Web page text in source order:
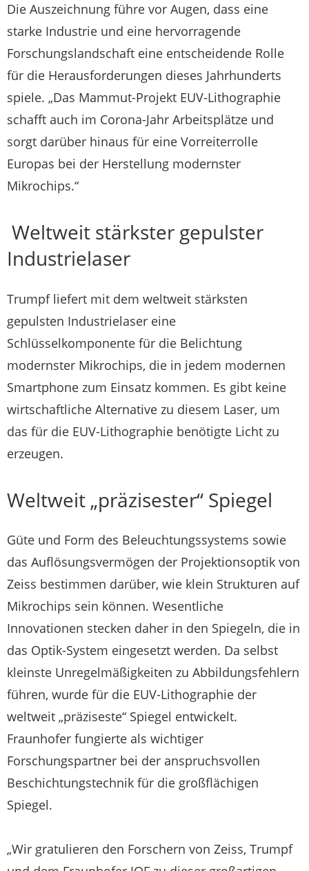
Die Auszeichnung führe vor Augen, dass eine
starke Industrie und eine hervorragende
Forschungslandschaft eine entscheidende Rolle
für die Herausforderungen dieses Jahrhunderts
spiele. „Das Mammut-Projekt EUV-Lithographie
schafft auch im Corona-Jahr Arbeitsplätze und
sorgt darüber hinaus für eine Vorreiterrolle
Europas bei der Herstellung modernster
Mikrochips.“
Weltweit stärkster gepulster
Industrielaser
Trumpf liefert mit dem weltweit stärksten
gepulsten Industrielaser eine
Schlüsselkomponente für die Belichtung
modernster Mikrochips, die in jedem modernen
Smartphone zum Einsatz kommen. Es gibt keine
wirtschaftliche Alternative zu diesem Laser, um
das für die EUV-Lithographie benötigte Licht zu
erzeugen.
Weltweit „präzisester“ Spiegel
Güte und Form des Beleuchtungssystems sowie
das Auflösungsvermögen der Projektionsoptik von
Zeiss bestimmen darüber, wie klein Strukturen auf
Mikrochips sein können. Wesentliche
Innovationen stecken daher in den Spiegeln, die in
das Optik-System eingesetzt werden. Da selbst
kleinste Unregelmäßigkeiten zu Abbildungsfehlern
führen, wurde für die EUV-Lithographie der
weltweit „präziseste“ Spiegel entwickelt.
Fraunhofer fungierte als wichtiger
Forschungspartner bei der anspruchsvollen
Beschichtungstechnik für die großflächigen
Spiegel.
„Wir gratulieren den Forschern von Zeiss, Trumpf